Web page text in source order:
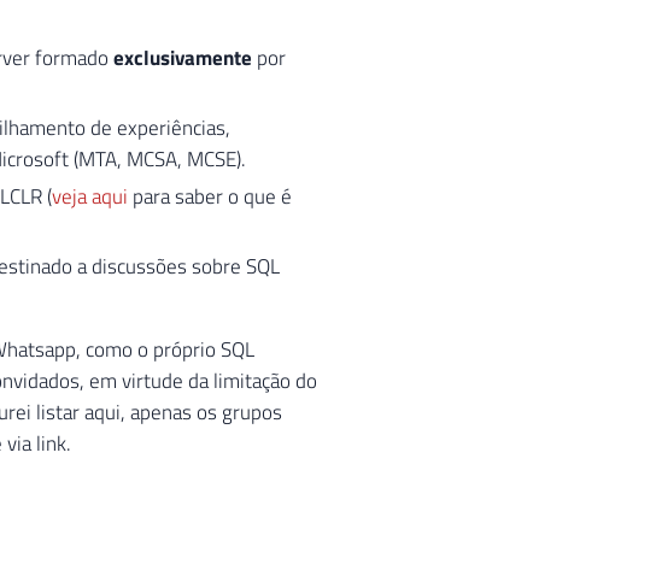
formadoexclusivamente por
de experiências,
(MTA, MCSA, MCSE).
(veja aqui para saber o que é
a discussões sobre SQL
como o próprio SQL
em virtude da limitação do
listar aqui, apenas os grupos
link.